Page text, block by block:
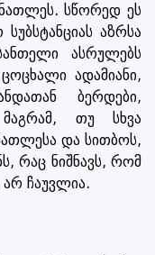
სწორედ ეს
აზრსა
ასრულებს
ადამიანი,
ბერდები,
თუ სხვა
და სითბოს,
რაც ნიშნავს, რომ
ჩაუვლია.